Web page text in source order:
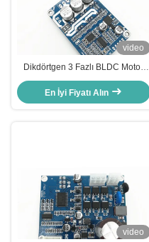
video
Dikdörtgen 3 Fazlı BLDC Motor
Sürücüsü Hızı Darbe Sinyali Çıkışı
-20 - 85 ℃
En İyi Fiyatı Alın
video